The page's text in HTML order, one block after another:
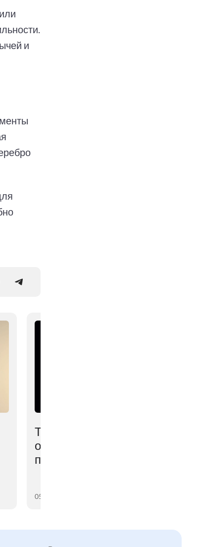
и
Тёмная материя
оказалась мощнее, чем
предполагали учёные
05 августа 2026